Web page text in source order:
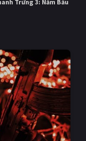
Trừng 3: Năm Bầu